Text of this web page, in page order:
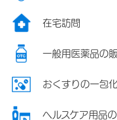
在宅訪問
一般用医薬品の
おくすりの一包
ヘルスケア用品